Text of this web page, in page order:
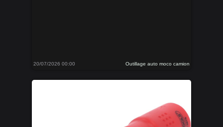
20/07/2026 00:00 Outillage auto moco camion